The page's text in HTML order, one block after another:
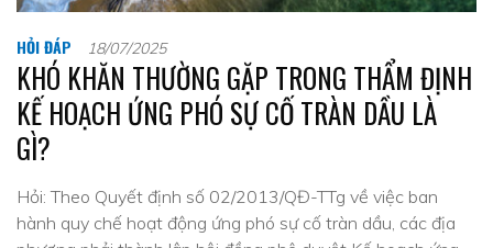
HỎI ĐÁP 18/07/2025
KHÓ KHĂN THƯỜNG GẶP TRONG THẨM ĐỊNH
KẾ HOẠCH ỨNG PHÓ SỰ CỐ TRÀN DẦU LÀ
GÌ?
Hỏi: Theo Quyết định số 02/2013/QĐ-TTg về việc ban
hành quy chế hoạt động ứng phó sự cố tràn dầu, các địa